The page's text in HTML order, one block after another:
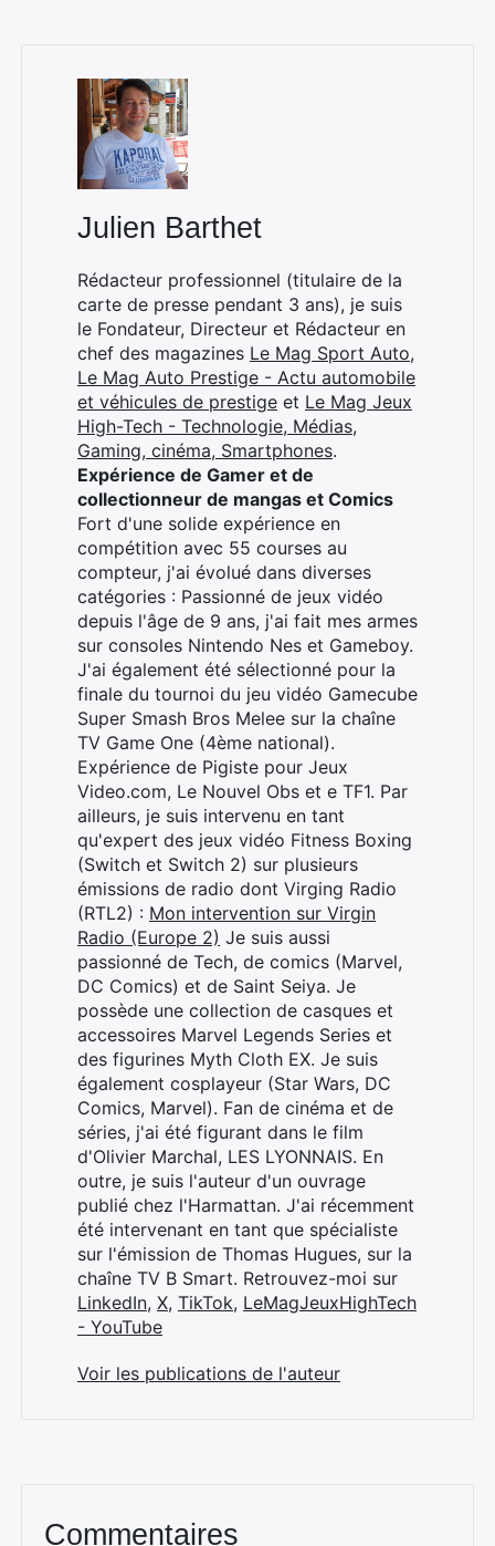
Julien Barthet
Rédacteur professionnel (titulaire de la
carte de presse pendant 3 ans), je suis
le Fondateur, Directeur et Rédacteur en
chef des magazines Le Mag Sport Auto,
Le Mag Auto Prestige - Actu automobile
et véhicules de prestige et Le Mag Jeux
High-Tech - Technologie, Médias,
Gaming, cinéma, Smartphones.
Expérience de Gamer et de
collectionneur de mangas et Comics
Fort d'une solide expérience en
compétition avec 55 courses au
compteur, j'ai évolué dans diverses
catégories : Passionné de jeux vidéo
depuis l'âge de 9 ans, j'ai fait mes armes
sur consoles Nintendo Nes et Gameboy.
J'ai également été sélectionné pour la
finale du tournoi du jeu vidéo Gamecube
Super Smash Bros Melee sur la chaîne
TV Game One (4ème national).
Expérience de Pigiste pour Jeux
Video.com, Le Nouvel Obs et e TF1. Par
ailleurs, je suis intervenu en tant
qu'expert des jeux vidéo Fitness Boxing
(Switch et Switch 2) sur plusieurs
émissions de radio dont Virging Radio
(RTL2) : Mon intervention sur Virgin
Radio (Europe 2) Je suis aussi
passionné de Tech, de comics (Marvel,
DC Comics) et de Saint Seiya. Je
possède une collection de casques et
accessoires Marvel Legends Series et
des figurines Myth Cloth EX. Je suis
également cosplayeur (Star Wars, DC
Comics, Marvel). Fan de cinéma et de
séries, j'ai été figurant dans le film
d'Olivier Marchal, LES LYONNAIS. En
outre, je suis l'auteur d'un ouvrage
publié chez l'Harmattan. J'ai récemment
été intervenant en tant que spécialiste
sur l'émission de Thomas Hugues, sur la
chaîne TV B Smart. Retrouvez-moi sur
LinkedIn, X, TikTok, LeMagJeuxHighTech
- YouTube
Voir les publications de l'auteur
Commentaires
: